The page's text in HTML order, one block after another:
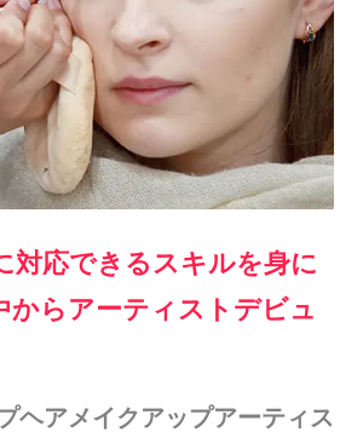
対応できるスキルを身に
からアーティストデビュ
ヘアメイクアップアーティス